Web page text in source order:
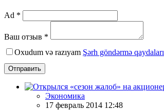
Ad *
Ваш отзыв *
Oxudum və razıyam Şərh göndərmə qaydaları
Отправить
Экономика
17 февраль 2014 12:48